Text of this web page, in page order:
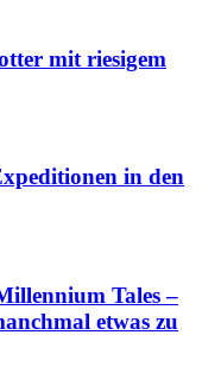
mit riesigem
in den
Tales –
etwas zu